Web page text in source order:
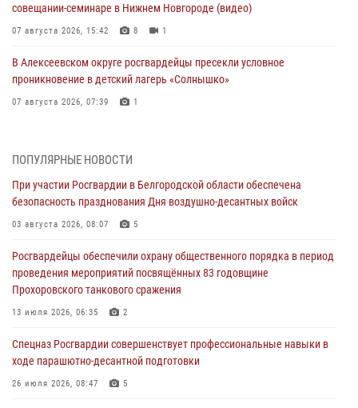
совещании-семинаре в Нижнем Новгороде (видео)
07 августа 2026, 15:42 8 1
В Алексеевском округе росгвардейцы пресекли условное
проникновение в детский лагерь «Солнышко»
07 августа 2026, 07:39 1
Подвиги героев‑росгвардейцев увековечили в новой музейной
экспозиции белгородского музея‑диорамы «Курская битва.
06 августа 2026, 12:05 3
В Белгороде росгвардейцы проверяют готовность спортивных школ
областного центра к новому учебному году
Росгвардия обеспечила общественную безопасность празднования
83-й годовщины освобождения г. Белгорода от немецко -
ПОПУЛЯРНЫЕ НОВОСТИ
При участии Росгвардии в Белгородской области обеспечена
безопасность празднования Дня воздушно-десантных войск
03 августа 2026, 08:07 5
Росгвардейцы обеспечили охрану общественного порядка в период
проведения мероприятий посвящённых 83 годовщине
Прохоровского танкового сражения
13 июля 2026, 06:35 2
Спецназ Росгвардии совершенствует профессиональные навыки в
ходе парашютно-десантной подготовки
26 июля 2026, 08:47 5